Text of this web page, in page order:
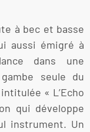
à bec et basse
aussi émigré à
dans une
seule du
« L’Echo
qui développe
instrument. Un